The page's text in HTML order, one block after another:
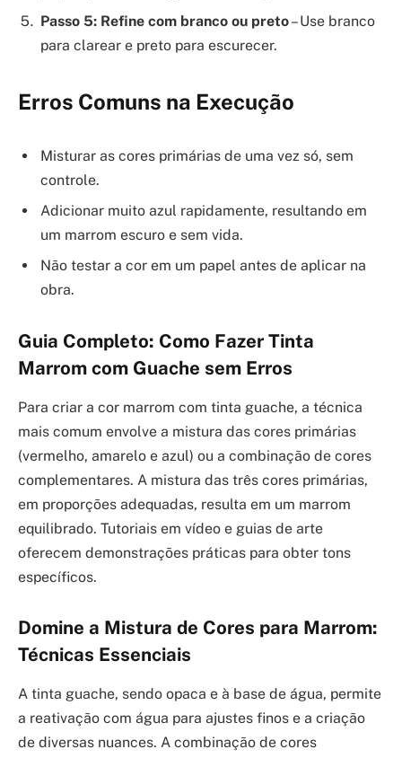
Passo 5: Refine com branco ou preto– Use branco
para clarear e preto para escurecer.
Erros Comuns na Execução
Misturar as cores primárias de uma vez só, sem
controle.
Adicionar muito azul rapidamente, resultando em
um marrom escuro e sem vida.
Não testar a cor em um papel antes de aplicar na
obra.
Guia Completo: Como Fazer Tinta
Marrom com Guache sem Erros
Para criar a cor marrom com tinta guache, a técnica
mais comum envolve a mistura das cores primárias
(vermelho, amarelo e azul) ou a combinação de cores
complementares. A mistura das três cores primárias,
em proporções adequadas, resulta em um marrom
equilibrado. Tutoriais em vídeo e guias de arte
oferecem demonstrações práticas para obter tons
específicos.
Domine a Mistura de Cores para Marrom:
Técnicas Essenciais
A tinta guache, sendo opaca e à base de água, permite
a reativação com água para ajustes finos e a criação
de diversas nuances. A combinação de cores